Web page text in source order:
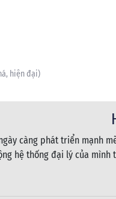
hiện đại)
càng phát triển mạnh
hệ thống đại lý của